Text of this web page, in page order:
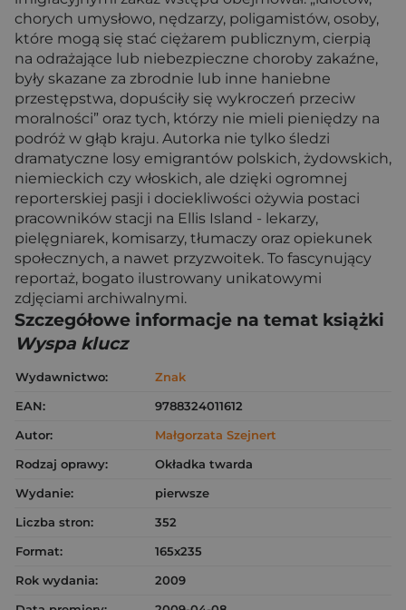
chorych umysłowo, nędzarzy, poligamistów, osoby,
które mogą się stać ciężarem publicznym, cierpią
na odrażające lub niebezpieczne choroby zakaźne,
były skazane za zbrodnie lub inne haniebne
przestępstwa, dopuściły się wykroczeń przeciw
moralności” oraz tych, którzy nie mieli pieniędzy na
podróż w głąb kraju. Autorka nie tylko śledzi
dramatyczne losy emigrantów polskich, żydowskich,
niemieckich czy włoskich, ale dzięki ogromnej
reporterskiej pasji i dociekliwości ożywia postaci
pracowników stacji na Ellis Island - lekarzy,
pielęgniarek, komisarzy, tłumaczy oraz opiekunek
społecznych, a nawet przyzwoitek. To fascynujący
reportaż, bogato ilustrowany unikatowymi
zdjęciami archiwalnymi.
Szczegółowe informacje na temat książki
Wyspa klucz
Wydawnictwo:
Znak
EAN:
9788324011612
Autor:
Małgorzata Szejnert
Rodzaj oprawy:
Okładka twarda
Wydanie:
pierwsze
Liczba stron:
352
Format:
165x235
Rok wydania:
2009